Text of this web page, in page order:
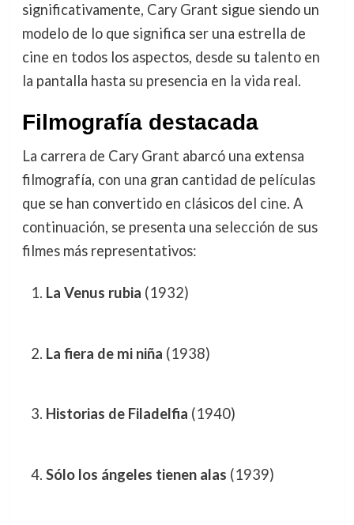
significativamente, Cary Grant sigue siendo un
modelo de lo que significa ser una estrella de
cine en todos los aspectos, desde su talento en
la pantalla hasta su presencia en la vida real.
Filmografía destacada
La carrera de Cary Grant abarcó una extensa
filmografía, con una gran cantidad de películas
que se han convertido en clásicos del cine. A
continuación, se presenta una selección de sus
filmes más representativos:
La Venus rubia (1932)
La fiera de mi niña (1938)
Historias de Filadelfia (1940)
Sólo los ángeles tienen alas (1939)